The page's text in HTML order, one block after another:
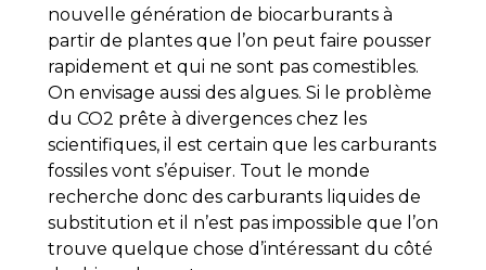
nouvelle génération de biocarburants à
partir de plantes que l’on peut faire pousser
rapidement et qui ne sont pas comestibles.
On envisage aussi des algues. Si le problème
du CO2 prête à divergences chez les
scientifiques, il est certain que les carburants
fossiles vont s’épuiser. Tout le monde
recherche donc des carburants liquides de
substitution et il n’est pas impossible que l’on
trouve quelque chose d’intéressant du côté